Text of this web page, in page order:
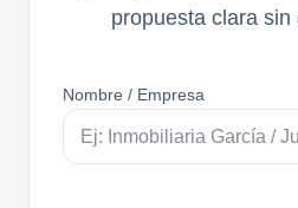
propuesta clara sin
Nombre / Empresa